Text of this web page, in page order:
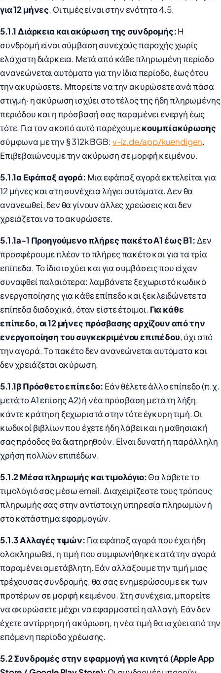
για 12 μήνες. Οι τιμές είναι στην ενότητα 4.5.
5.1.1 Διάρκεια και ακύρωση της συνδρομής:Η
συνδρομή είναι σύμβαση συνεχούς παροχής χωρίς
ελάχιστη διάρκεια. Μετά από κάθε πληρωμένη περίοδο
ανανεώνεται αυτόματα για την ίδια περίοδο, έως ότου
την ακυρώσετε. Μπορείτε να την ακυρώσετε ανά πάσα
στιγμή· η ακύρωση ισχύει στο τέλος της ήδη πληρωμένης
περιόδου και η πρόσβασή σας παραμένει ενεργή έως
τότε. Για τον σκοπό αυτό παρέχουμεκουμπί ακύρωσης
σύμφωνα με την § 312k BGB:v-iz.de/app/kuendigen.
Επιβεβαιώνουμε την ακύρωση σε μορφή κειμένου.
5.1.1α Εφάπαξ αγορά: Μια εφάπαξ αγορά εκτελείται για
12 μήνες και στη συνέχεια λήγει αυτόματα. Δεν θα
ανανεωθεί, δεν θα γίνουν άλλες χρεώσεις και δεν
χρειάζεται να το ακυρώσετε.
5.1.1a-1 Προηγούμενο πλήρες πακέτο A1 έως B1: Δεν
προσφέρουμε πλέον το πλήρες πακέτο και για τα τρία
επίπεδα. Το ίδιο ισχύει και για συμβάσεις που είχαν
συναφθεί παλαιότερα: λαμβάνετε ξεχωριστό κωδικό
ενεργοποίησης για κάθε επίπεδο και ξεκλειδώνετε τα
επίπεδα διαδοχικά, όταν είστε έτοιμοι. Για κάθε
επίπεδο, οι 12 μήνες πρόσβασης αρχίζουν από την
ενεργοποίηση του συγκεκριμένου επιπέδου, όχι από
την αγορά. Το πακέτο δεν ανανεώνεται αυτόματα και
δεν χρειάζεται ακύρωση.
5.1.1β Πρόσθετο επίπεδο: Εάν θέλετε άλλο επίπεδο (π.χ.
μετά το A1 επίσης A2) ή νέα πρόσβαση μετά τη λήξη,
κάντε κράτηση ξεχωριστά στην τότε έγκυρη τιμή. Οι
κωδικοί βιβλίων που έχετε ήδη λάβει και η μαθησιακή
σας πρόοδος θα διατηρηθούν. Είναι δυνατή η παράλληλη
χρήση πολλών επιπέδων.
5.1.2 Μέσα πληρωμής και τιμολόγιο:Θα λάβετε το
τιμολόγιό σας μέσω email. Διαχειρίζεστε τους τρόπους
πληρωμής σας στην αντίστοιχη υπηρεσία πληρωμών ή
στο κατάστημα εφαρμογών.
5.1.3 Αλλαγές τιμών: Για εφάπαξ αγορά που έχει ήδη
ολοκληρωθεί, η τιμή που συμφωνήθηκε κατά την αγορά
παραμένει αμετάβλητη. Εάν αλλάξουμε την τιμή μιας
τρέχουσας συνδρομής, θα σας ενημερώσουμε εκ των
προτέρων σε μορφή κειμένου. Στη συνέχεια, μπορείτε
να ακυρώσετε μέχρι να εφαρμοστεί η αλλαγή. Εάν δεν
έχετε αντίρρηση ή ακύρωση, η νέα τιμή θα ισχύει από την
επόμενη περίοδο χρέωσης.
5.2 Συνδρομές στην εφαρμογή για κινητά (Apple App